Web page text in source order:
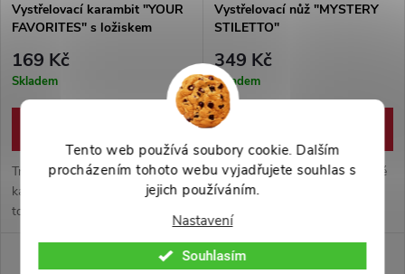
Tento web používá soubory cookie. Dalším
procházením tohoto webu vyjadřujete souhlas s
jejich používáním.
Nastavení
Souhlasím
Vystřelovací karambit "YOUR
FAVORITES" s ložiskem
169 Kč
Skladem
Tréninkový vystřelovací
karambit s tupou čepelí s
točícím mechanismem skrze
ložisko. Vhodné pro menší děti,
očko pro prst je poměrně malé.
Motivy nožů z několik různých
Vystřelovací nůž "MYSTERY
STILETTO"
349 Kč
Skladem
Nech se překvapit! Staré dobré
vystřelovací stiletto, nyní v 5
náhodných motivech. Ostrá
čepel z nerezové oceli a
plastové střenky. Při objednání
je vybrán náhodný motiv!